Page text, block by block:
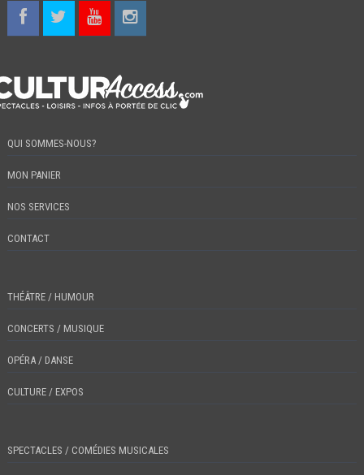
QUI SOMMES-NOUS?
MON PANIER
NOS SERVICES
CONTACT
THÉÂTRE / HUMOUR
CONCERTS / MUSIQUE
OPÉRA / DANSE
CULTURE / EXPOS
SPECTACLES / COMÉDIES MUSICALES